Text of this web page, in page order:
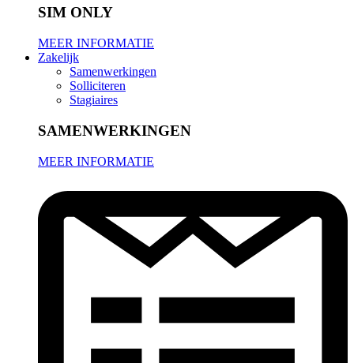
SIM ONLY
MEER INFORMATIE
Zakelijk
Samenwerkingen
Solliciteren
Stagiaires
SAMENWERKINGEN
MEER INFORMATIE